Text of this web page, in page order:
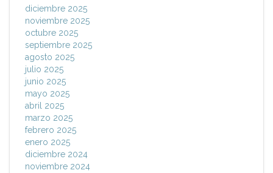
diciembre 2025
noviembre 2025
octubre 2025
septiembre 2025
agosto 2025
julio 2025
junio 2025
mayo 2025
abril 2025
marzo 2025
febrero 2025
enero 2025
diciembre 2024
noviembre 2024